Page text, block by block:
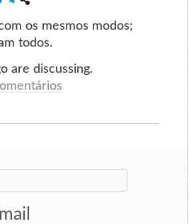
os mesmos modos;
todos.
are discussing.